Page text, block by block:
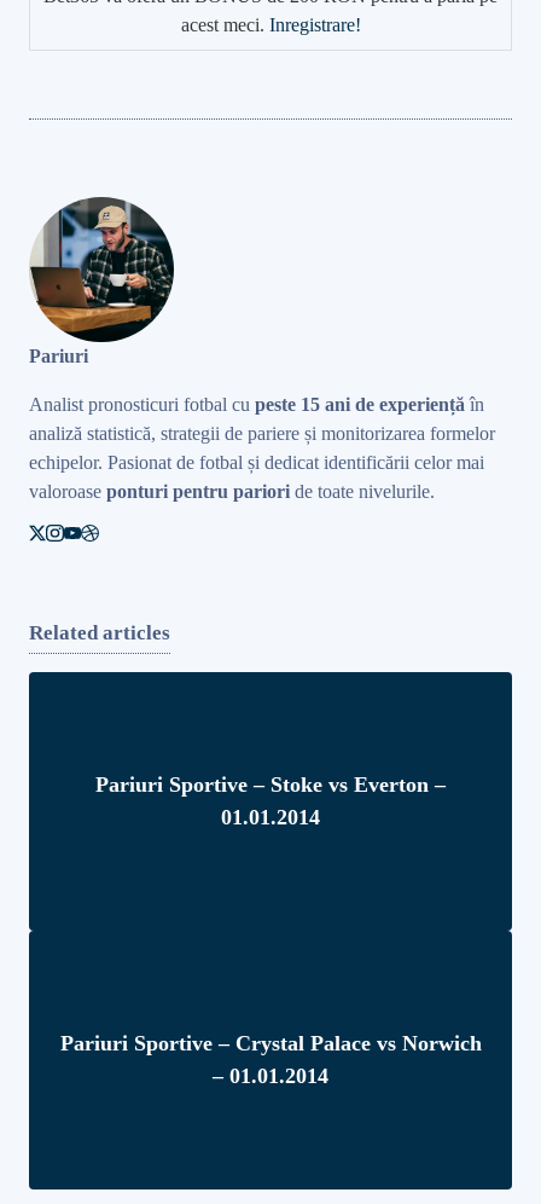
acest meci. Inregistrare!
Pariuri
Analist pronosticuri fotbal cu peste 15 ani de experiență în
analiză statistică, strategii de pariere și monitorizarea formelor
echipelor. Pasionat de fotbal și dedicat identificării celor mai
valoroase ponturi pentru pariori de toate nivelurile.
Related articles
Pariuri Sportive – Stoke vs Everton –
01.01.2014
Pariuri Sportive – Crystal Palace vs Norwich
– 01.01.2014